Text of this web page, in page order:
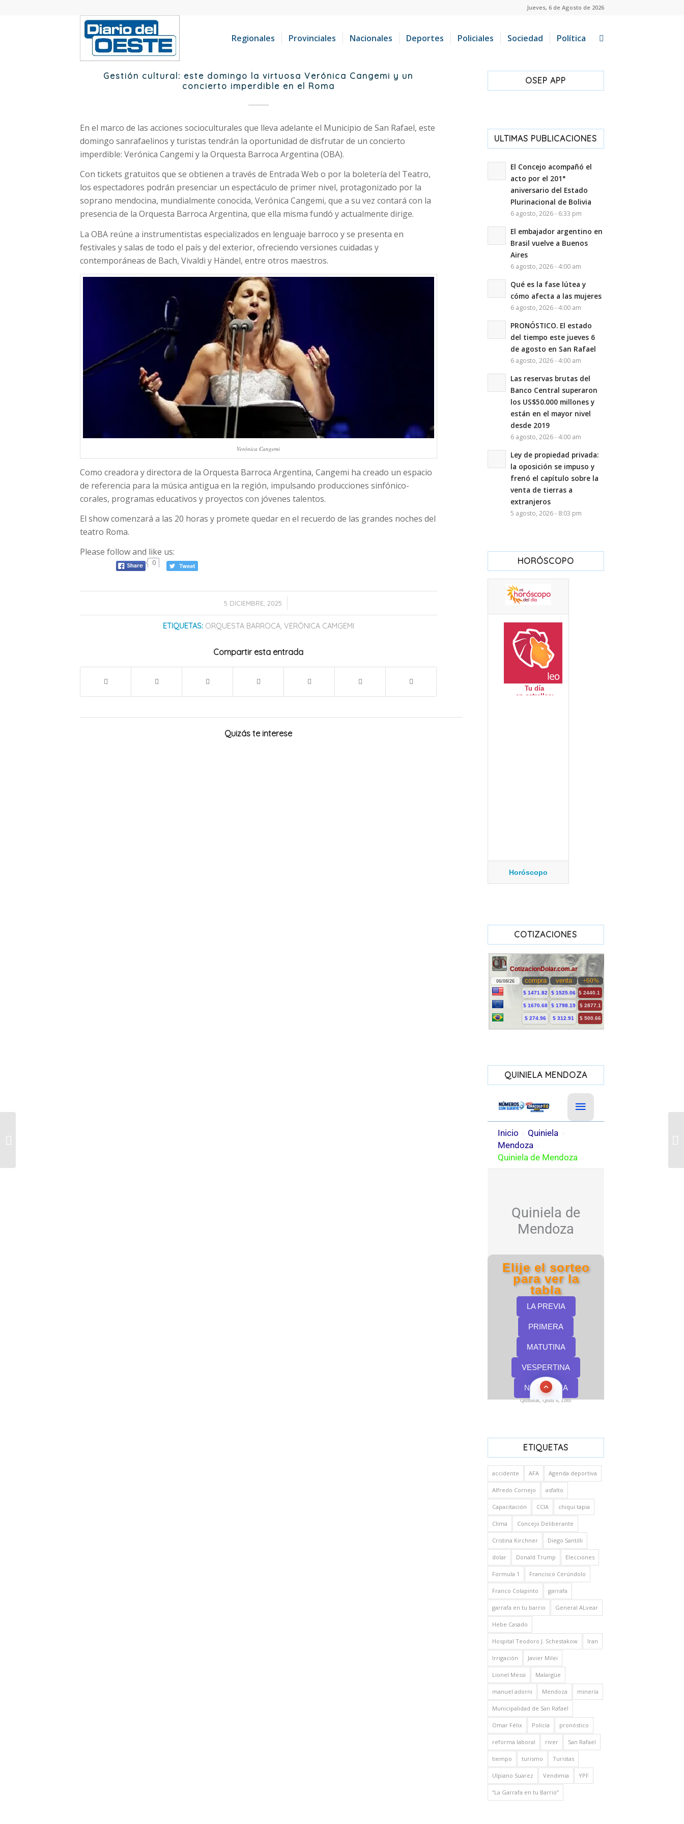
Jueves, 6 de Agosto de 2026
Regionales Provinciales Nacionales Deportes Policiales Sociedad Política
Gestión cultural: este domingo la virtuosa Verónica Cangemi y un
concierto imperdible en el Roma
En el marco de las acciones socioculturales que lleva adelante el Municipio de San Rafael, este
domingo sanrafaelinos y turistas tendrán la oportunidad de disfrutar de un concierto
imperdible: Verónica Cangemi y la Orquesta Barroca Argentina (OBA).
Con tickets gratuitos que se obtienen a través de Entrada Web o por la boletería del Teatro,
los espectadores podrán presenciar un espectáculo de primer nivel, protagonizado por la
soprano mendocina, mundialmente conocida, Verónica Cangemi, que a su vez contará con la
presencia de la Orquesta Barroca Argentina, que ella misma fundó y actualmente dirige.
La OBA reúne a instrumentistas especializados en lenguaje barroco y se presenta en
festivales y salas de todo el país y del exterior, ofreciendo versiones cuidadas y
contemporáneas de Bach, Vivaldi y Händel, entre otros maestros.
Verónica Cangemi
Como creadora y directora de la Orquesta Barroca Argentina, Cangemi ha creado un espacio
de referencia para la música antigua en la región, impulsando producciones sinfónico-
corales, programas educativos y proyectos con jóvenes talentos.
El show comenzará a las 20 horas y promete quedar en el recuerdo de las grandes noches del
teatro Roma.
Please follow and like us:
0
5 DICIEMBRE, 2025
/
ETIQUETAS: ORQUESTA BARROCA, VERÓNICA CAMGEMI
Compartir esta entrada
Quizás te interese
OSEP APP
ULTIMAS PUBLICACIONES
El Concejo acompañó el
acto por el 201°
aniversario del Estado
Plurinacional de Bolivia
6 agosto, 2026 - 6:33 pm
El embajador argentino en
Brasil vuelve a Buenos
Aires
6 agosto, 2026 - 4:00 am
Qué es la fase lútea y
cómo afecta a las mujeres
6 agosto, 2026 - 4:00 am
PRONÓSTICO. El estado
del tiempo este jueves 6
de agosto en San Rafael
6 agosto, 2026 - 4:00 am
Las reservas brutas del
Banco Central superaron
los US$50.000 millones y
están en el mayor nivel
desde 2019
6 agosto, 2026 - 4:00 am
Ley de propiedad privada:
la oposición se impuso y
frenó el capítulo sobre la
venta de tierras a
extranjeros
5 agosto, 2026 - 8:03 pm
HORÓSCOPO
Horóscopo
COTIZACIONES
QUINIELA MENDOZA
Quinielas, Quini 6, Loto
ETIQUETAS
accidente AFA Agenda deportiva
Alfredo Cornejo asfalto
Capacitación CCIA chiqui tapia
Clima Concejo Deliberante
Cristina Kirchner Diego Santilli
dolar Donald Trump Elecciones
Formula 1 Francisco Cerúndolo
Franco Colapinto garrafa
garrafa en tu barrio General ALvear
Hebe Casado
Hospital Teodoro J. Schestakow Iran
Irrigación Javier Milei
Lionel Messi Malargüe
manuel adorni Mendoza minería
Municipalidad de San Rafael
Omar Félix Policía pronóstico
reforma laboral river San Rafael
tiempo turismo Turistas
Ulpiano Suarez Vendimia YPF
“La Garrafa en tu Barrio”